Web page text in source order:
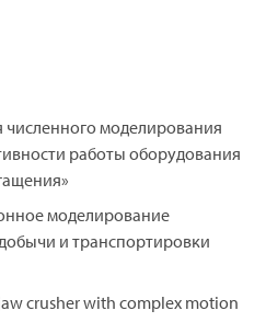
моделирования
работы оборудования
моделирование
и транспортировки
crusher with complex motion